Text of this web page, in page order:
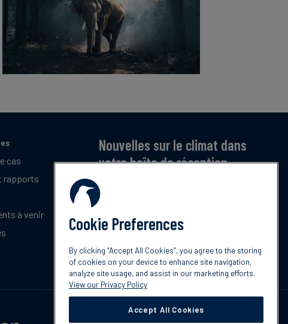
cas
rapports
à venir
Nouvelles sur le climat dans
votre boîte de réception
Inscrivez-vous pour recevoir notre bulletin
mensuel gratuit sur les dernières tendances,
Abonnez-vous
Cookie Preferences
By clicking “Accept All Cookies”, you agree to the storing
of cookies on your device to enhance site navigation,
analyze site usage, and assist in our marketing efforts.
View our Privacy Policy
Accept All Cookies